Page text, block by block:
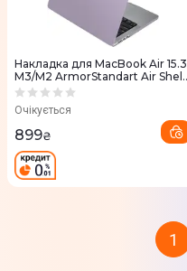
Накладка для MacBook Air 15.3
M3/M2 ArmorStandart Air Shell
Purple (ARM80466)
Очікується
899₴
1